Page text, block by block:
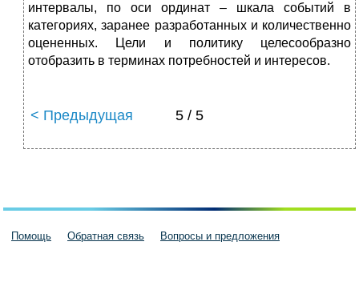
интервалы, по оси ординат – шкала событий в
категориях, заранее разработанных и количественно
оцененных. Цели и политику целесообразно
отобразить в терминах потребностей и интересов.
< Предыдущая 5 / 5
Помощь Обратная связь Вопросы и предложения